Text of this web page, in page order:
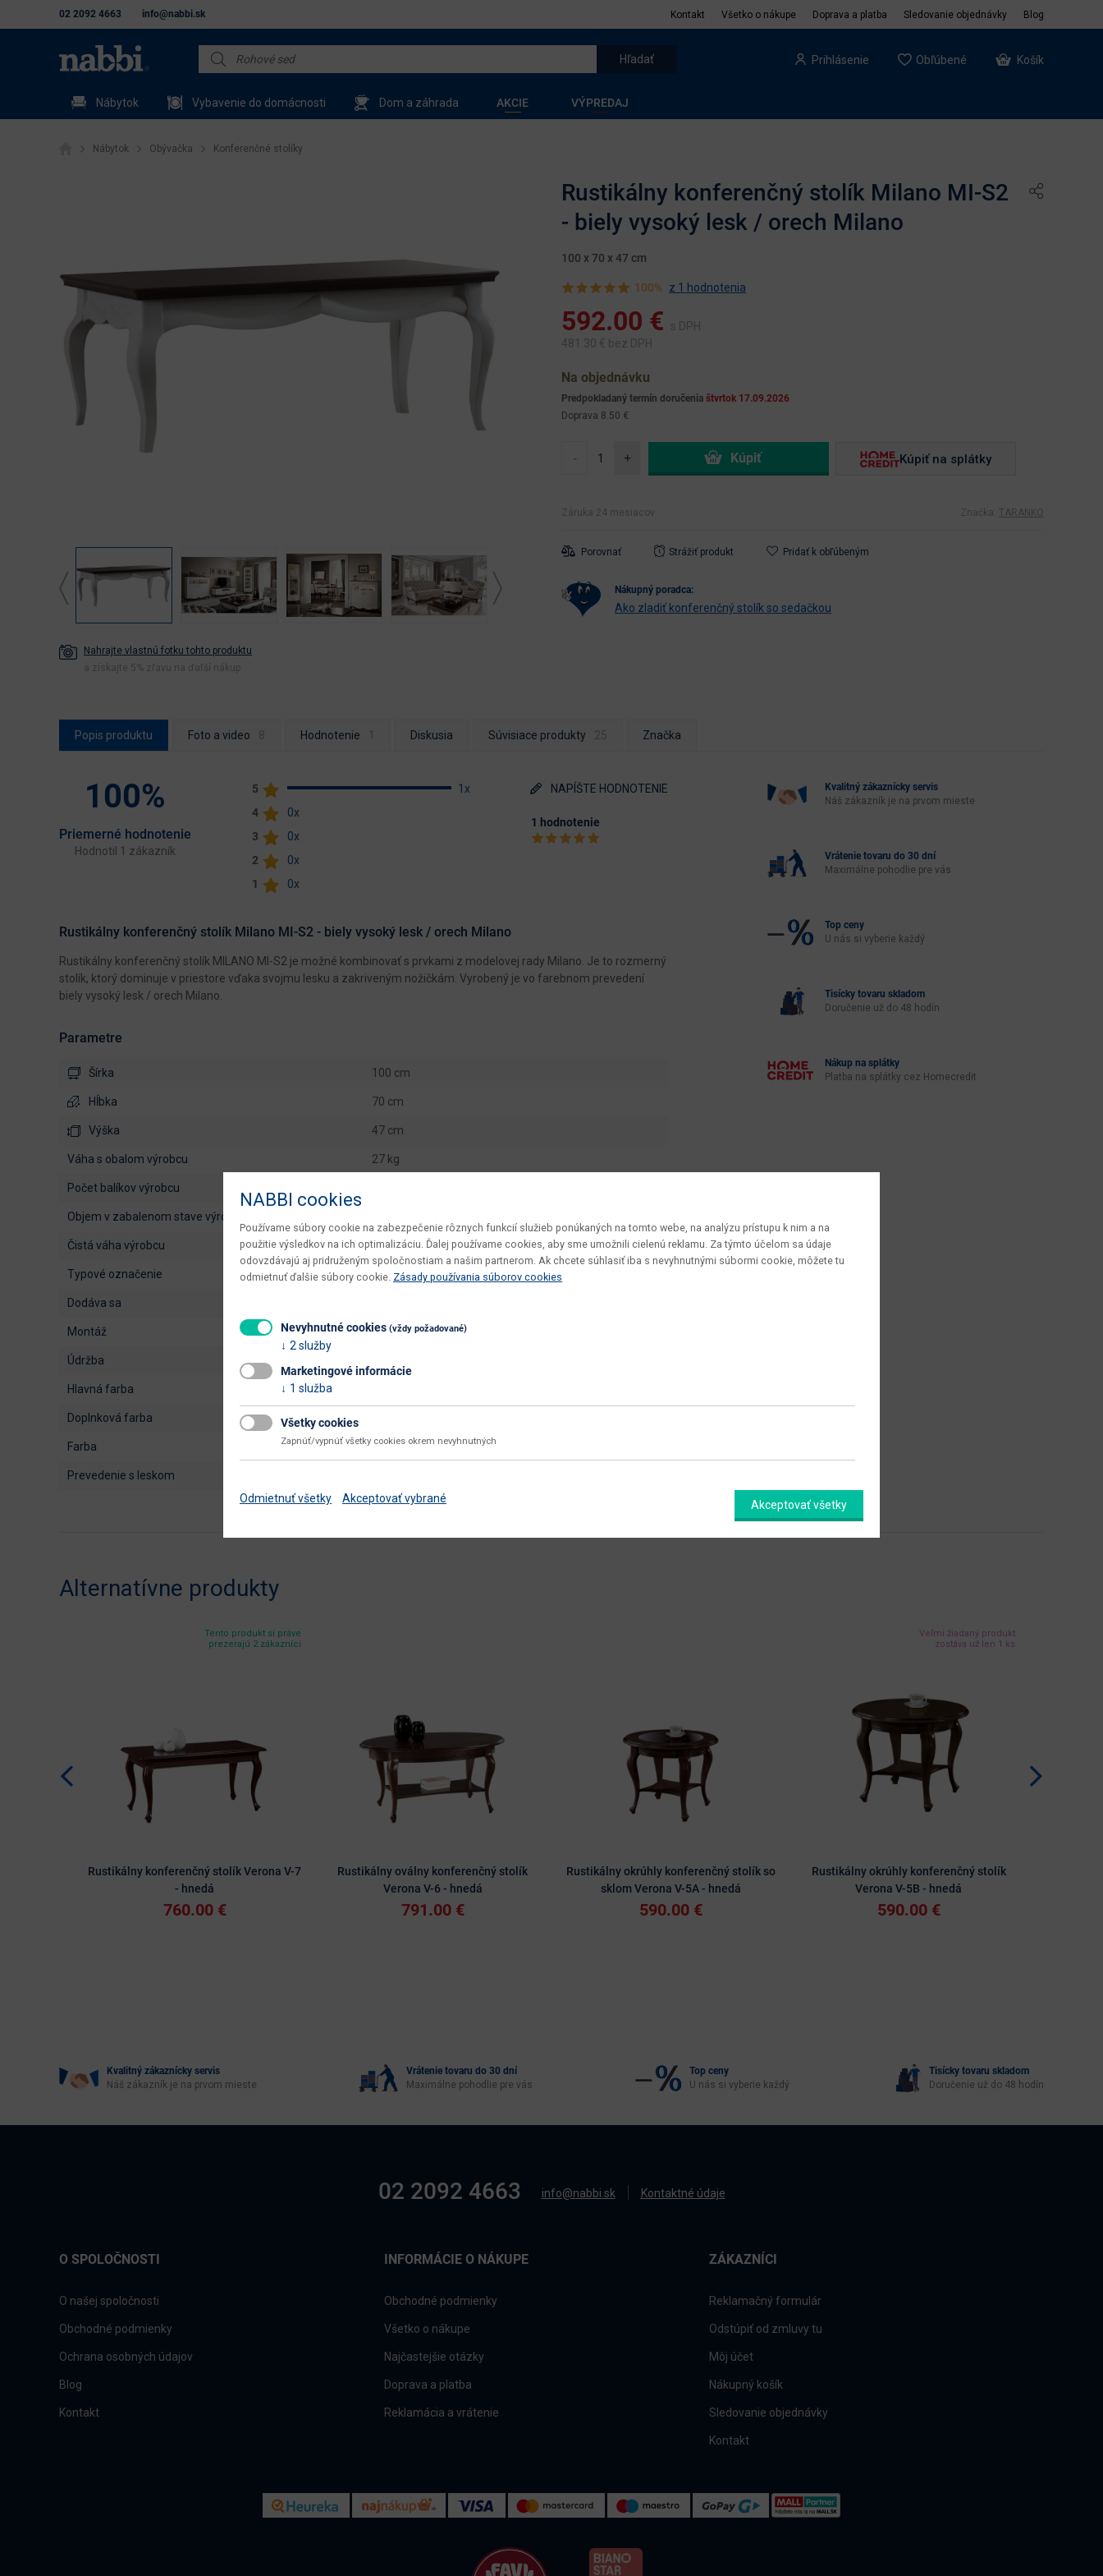
02 2092 4663 info@nabbi.sk Kontakt Všetko o nákupe Doprava a platba Sledovanie objednávky Blog
Prihlásenie Obľúbené Košík
Nábytok Vybavenie do domácnosti Dom a záhrada AKCIE VÝPREDAJ
Nábytok Obývačka Konferenčné stolíky
Nahrajte vlastnú fotku tohto produktu
a získajte 5% zľavu na ďaľší nákup
Rustikálny konferenčný stolík Milano MI-S2
- biely vysoký lesk / orech Milano
100 x 70 x 47 cm
100% z 1 hodnotenia
592.00 €
s DPH
481.30 € bez DPH
Na objednávku
Predpokladaný termín doručenia štvrtok 17.09.2026
Doprava 8.50 €
- + Kúpiť na splátky
Záruka 24 mesiacov Značka: TARANKO
Porovnať Strážiť produkt Pridať k obľúbeným
nákupný poradca:
Ako zladiť konferenčný stolík so sedačkou
Popis produktu Foto a video Hodnotenie Diskusia Súvisiace produkty Značka
100%
Priemerné hodnotenie
Hodnotil 1 zákazník
5
1x
4
0x
3
0x
2
0x
1
0x
NAPÍŠTE HODNOTENIE
1 hodnotenie
Rustikálny konferenčný stolík Milano MI-S2 - biely vysoký lesk / orech Milano
Rustikálny konferenčný stolík MILANO MI-S2 je možné kombinovať s prvkami z modelovej rady Milano. Je to rozmerný
stolík, ktorý dominuje v priestore vďaka svojmu lesku a zakriveným nožičkám. Vyrobený je vo farebnom prevedení
biely vysoký lesk / orech Milano.
Parametre
Šírka 100 cm
Hĺbka 70 cm
Výška 47 cm
váha s obalom výrobcu 27 kg
počet balíkov výrobcu
objem v zabalenom stave výrobcu
čistá váha výrobcu 25.65 kg
typové označenie Milano MI-S2
dodáva sa
montáž jednoduchá
údržba
hlavná farba
doplnková farba
farba biela / orech Milano
prevedenie s leskom
Kvalitný zákaznícky servis
Náš zákazník je na prvom mieste
Vrátenie tovaru do 30 dní
Maximálne pohodlie pre vás
Top ceny
U nás si vyberie každý
Tisícky tovaru skladom
Doručenie už do 48 hodín
Nákup na splátky
Platba na splátky cez Homecredit
Alternatívne produkty
Tento produkt si práve
prezerajú 2 zákazníci
Rustikálny konferenčný stolík Verona V-7
- hnedá
760.00 €
Rustikálny oválny konferenčný stolík
Verona V-6 - hnedá
791.00 €
Rustikálny okrúhly konferenčný stolík so
sklom Verona V-5A - hnedá
590.00 €
Veľmi žiadaný produkt
zostáva už len 1 ks
Rustikálny okrúhly konferenčný stolík
Verona V-5B - hnedá
590.00 €
Kvalitný zákaznícky servis
Náš zákazník je na prvom mieste
Vrátenie tovaru do 30 dní
Maximálne pohodlie pre vás
Top ceny
U nás si vyberie každý
Tisícky tovaru skladom
Doručenie už do 48 hodín
02 2092 4663 info@nabbi.sk Kontaktné údaje
O SPOLOČNOSTI
O našej spoločnosti
Obchodné podmienky
Ochrana osobných údajov
Blog
Kontakt
INFORMÁCIE O NÁKUPE
Obchodné podmienky
Všetko o nákupe
Najčastejšie otázky
Doprava a platba
Reklamácia a vrátenie
ZÁKAZNÍCI
Reklamačný formulár
Odstúpiť od zmluvy tu
Môj účet
Nákupný košík
Sledovanie objednávky
Kontakt
NABBI cookies
Používame súbory cookie na zabezpečenie rôznych funkcií služieb ponúkaných na tomto webe, na analýzu prístupu k nim a na
použitie výsledkov na ich optimalizáciu. Ďalej používame cookies, aby sme umožnili cielenú reklamu. Za týmto účelom sa údaje
odovzdávajú aj pridruženým spoločnostiam a našim partnerom. Ak chcete súhlasiť iba s nevyhnutnými súbormi cookie, môžete tu
odmietnuť ďalšie súbory cookie. Zásady používania súborov cookies
Nevyhnutné cookies (vždy požadované)
2 služby
Marketingové informácie
1 služba
Všetky cookies
Zapnúť/vypnúť všetky cookies okrem nevyhnutných
Odmietnuť všetky Akceptovať vybrané Akceptovať všetky